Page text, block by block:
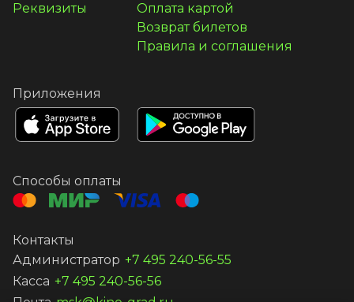
Реквизиты
Оплата картой
Возврат билетов
Правила и соглашения
Приложения
Способы оплаты
Контакты
Администратор +7 495 240-56-55
Касса +7 495 240-56-56